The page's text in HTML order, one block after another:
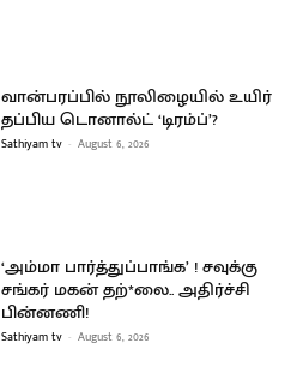
வான்பரப்பில் நூலிழையில் உயிர்
தப்பிய டொனால்ட் ‘டிரம்ப்’?
Sathiyam tv - August 6, 2026
‘அம்மா பார்த்துப்பாங்க’ ! சவுக்கு
சங்கர் மகன் தற்*லை.. அதிர்ச்சி
பின்னணி!
Sathiyam tv - August 6, 2026